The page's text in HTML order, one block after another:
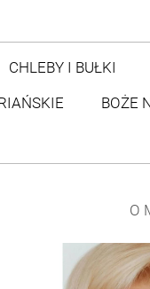
CHLEBY I BUŁKI
BOŻE
O